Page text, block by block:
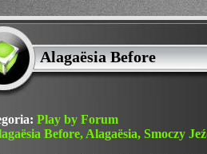
Alagaësia Before
Play by Forum